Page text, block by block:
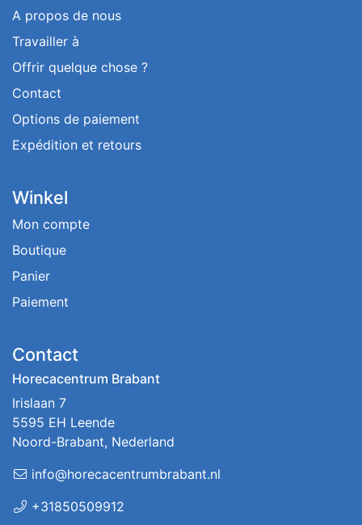
A propos de nous
Travailler à
Offrir quelque chose ?
Contact
Options de paiement
Expédition et retours
Winkel
Mon compte
Boutique
Panier
Paiement
Contact
Horecacentrum Brabant
Irislaan 7
5595 EH Leende
Noord-Brabant, Nederland
info@horecacentrumbrabant.nl
+31850509912